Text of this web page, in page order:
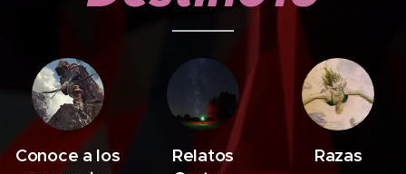
Conoce a los
Relatos
Razas